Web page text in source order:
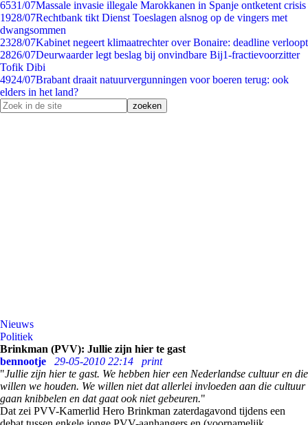
6531/07Massale invasie illegale Marokkanen in Spanje ontketent crisis
1928/07Rechtbank tikt Dienst Toeslagen alsnog op de vingers met
dwangsommen
2328/07Kabinet negeert klimaatrechter over Bonaire: deadline verloopt
2826/07Deurwaarder legt beslag bij onvindbare Bij1-fractievoorzitter
Tofik Dibi
4924/07Brabant draait natuurvergunningen voor boeren terug: ook
elders in het land?
Nieuws
Politiek
Brinkman (PVV): Jullie zijn hier te gast
bennootje
29-05-2010 22:14
print
"Jullie zijn hier te gast. We hebben hier een Nederlandse cultuur en die
willen we houden. We willen niet dat allerlei invloeden aan die cultuur
gaan knibbelen en dat gaat ook niet gebeuren."
Dat zei PVV-Kamerlid Hero Brinkman zaterdagavond tijdens een